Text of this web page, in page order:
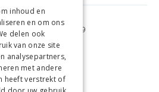
VANAF €99
RETOURNEREN
PRIJSGARANTIE
inhoud en
en om ons
delen ook
van onze site
analysepartners,
met andere
heeft verstrekt of